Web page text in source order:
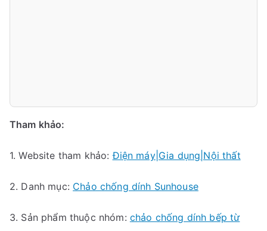
Tham khảo:
1. Website tham khảo:Điện máy|Gia dụng|Nội thất
2. Danh mục: Chảo chống dính Sunhouse
3. Sản phẩm thuộc nhóm: chảo chống dính bếp từ